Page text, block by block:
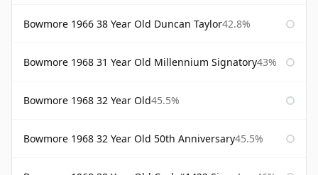
Bowmore 1966 38 Year Old Duncan Taylor42.8%
Bowmore 1968 31 Year Old Millennium Signatory43%
Bowmore 1968 32 Year Old45.5%
Bowmore 1968 32 Year Old 50th Anniversary45.5%